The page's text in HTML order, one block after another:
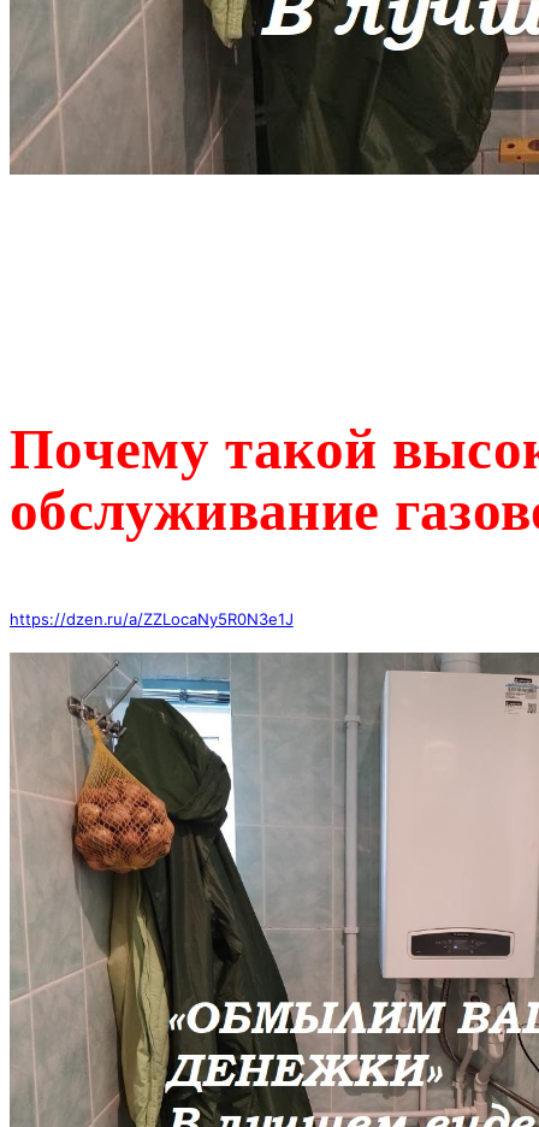
Почему такой
обслуживание
https://dzen.ru/a/ZZLocaNy5R0N3e1J